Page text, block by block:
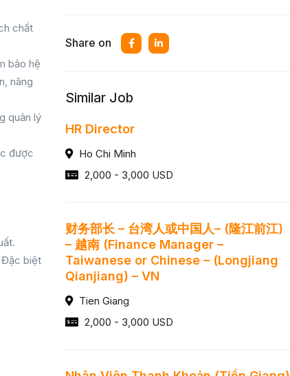
chất
bảo hệ
nâng
quản lý
được
Đặc biệt
Share on
Similar Job
HR Director
Ho Chi Minh
2,000 - 3,000 USD
财务部长 – 台湾人或中国人– (隆江前江)
– 越南 (Finance Manager –
Taiwanese or Chinese – (Longjiang
Qianjiang) – VN
Tien Giang
2,000 - 3,000 USD